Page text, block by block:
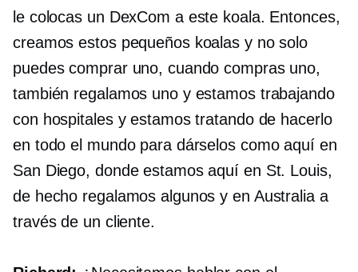
le colocas un DexCom a este koala. Entonces,
creamos estos pequeños koalas y no solo
puedes comprar uno, cuando compras uno,
también regalamos uno y estamos trabajando
con hospitales y estamos tratando de hacerlo
en todo el mundo para dárselos como aquí en
San Diego, donde estamos aquí en St. Louis,
de hecho regalamos algunos y en Australia a
través de un cliente.